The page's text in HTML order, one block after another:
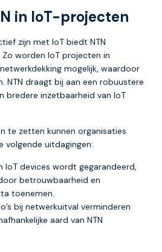
in IoT-projecten
zijn met IoT biedt NTN
worden IoT projecten in
mogelijk, waardoor
NTN draagt bij aan een robuustere
bredere inzetbaarheid van IoT
te zetten kunnen organisaties
volgende uitdagingen:
IoT devices wordt gegarandeerd,
betrouwbaarheid en
toenemen.
bij netwerkuitval verminderen
aard van NTN